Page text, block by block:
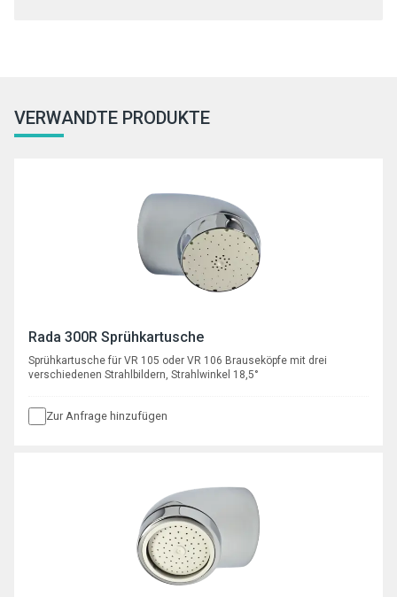
VERWANDTE PRODUKTE
Rada 300R Sprühkartusche
Sprühkartusche für VR 105 oder VR 106 Brauseköpfe mit drei
verschiedenen Strahlbildern, Strahlwinkel 18,5°
Zur Anfrage hinzufügen